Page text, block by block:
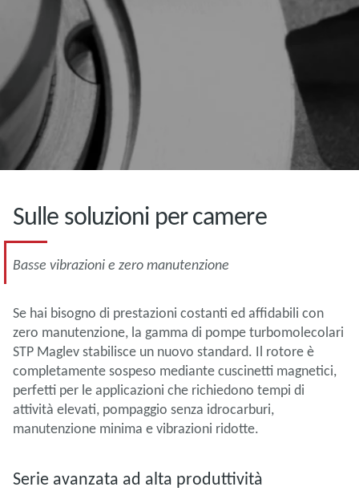
Sulle soluzioni per camere
Basse vibrazioni e zero manutenzione
Se hai bisogno di prestazioni costanti ed affidabili con
zero manutenzione, la gamma di pompe turbomolecolari
STP Maglev stabilisce un nuovo standard. Il rotore è
completamente sospeso mediante cuscinetti magnetici,
perfetti per le applicazioni che richiedono tempi di
attività elevati, pompaggio senza idrocarburi,
manutenzione minima e vibrazioni ridotte.
Serie avanzata ad alta produttività